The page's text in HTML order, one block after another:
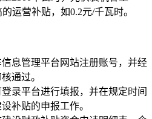
运营补贴，如0.2元/千瓦时。
息管理平台网站注册账号，并经
通过。
录平台进行填报，并在规定时间
补贴的申报工作。